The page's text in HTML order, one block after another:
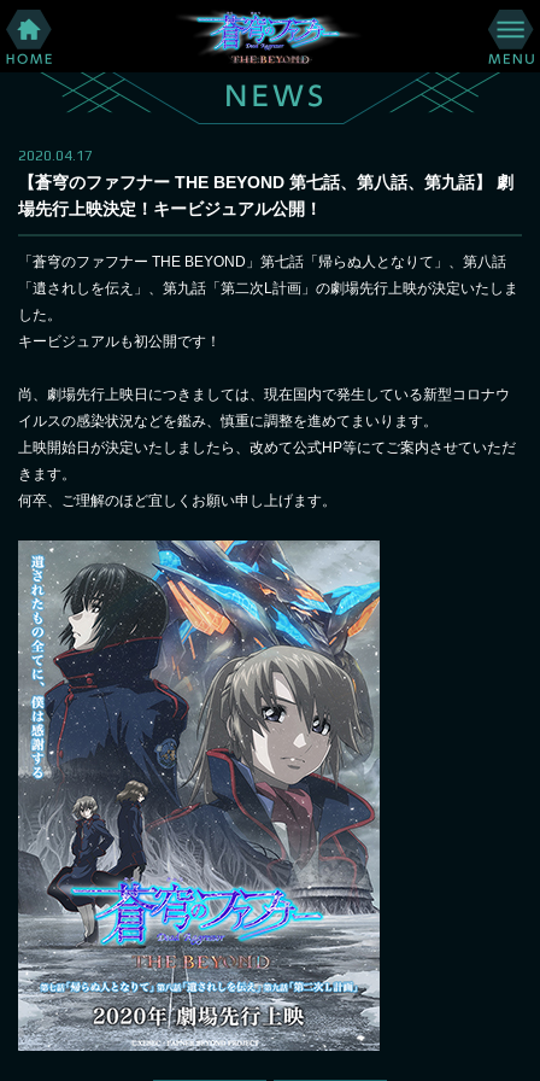
2020.04.17
【蒼穹のファフナー THE BEYOND 第七話、第八話、第九話】 劇
場先行上映決定！キービジュアル公開！
「蒼穹のファフナー THE BEYOND」第七話「帰らぬ人となりて」、第八話
「遺されしを伝え」、第九話「第二次L計画」の劇場先行上映が決定いたしま
した。
キービジュアルも初公開です！
尚、劇場先行上映日につきましては、現在国内で発生している新型コロナウ
イルスの感染状況などを鑑み、慎重に調整を進めてまいります。
上映開始日が決定いたしましたら、改めて公式HP等にてご案内させていただ
きます。
何卒、ご理解のほど宜しくお願い申し上げます。